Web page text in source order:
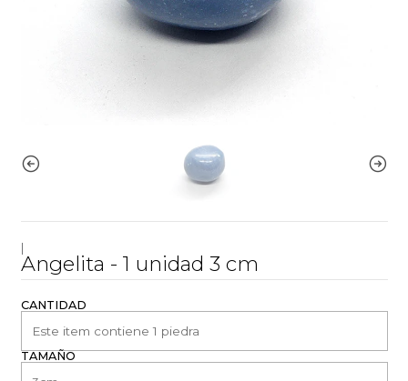
Angelita - 1 unidad 3 cm
CANTIDAD
TAMAÑO